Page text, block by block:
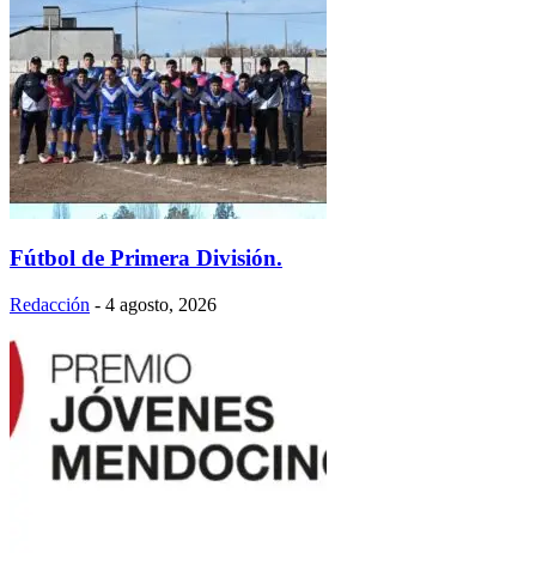
Fútbol de Primera División.
Redacción - 4 agosto, 2026